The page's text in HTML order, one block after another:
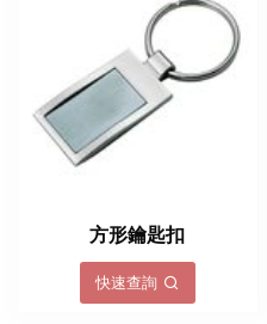
方形鑰匙扣
快速查詢